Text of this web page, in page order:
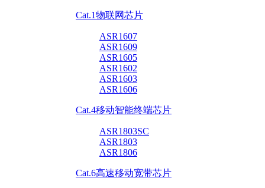
Cat.1物联网芯片
ASR1607
ASR1609
ASR1605
ASR1602
ASR1603
ASR1606
Cat.4移动智能终端芯片
ASR1803SC
ASR1803
ASR1806
Cat.6高速移动宽带芯片